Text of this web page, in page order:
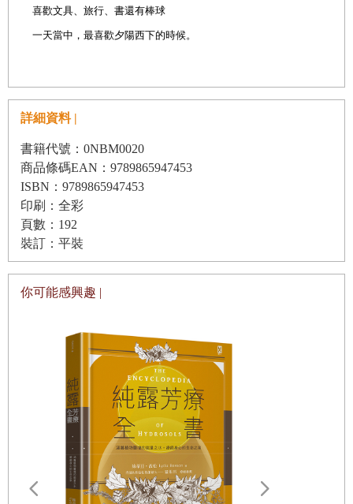
喜歡文具、旅行、書還有棒球
一天當中，最喜歡夕陽西下的時候。
詳細資料 |
書籍代號：0NBM0020
商品條碼EAN：9789865947453
ISBN：9789865947453
印刷：全彩
頁數：192
裝訂：平裝
你可能感興趣 |